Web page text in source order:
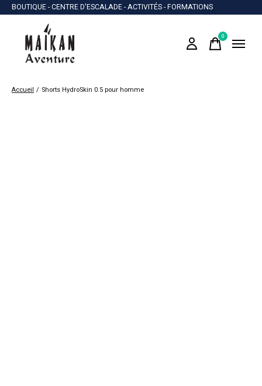
BOUTIQUE - CENTRE D'ESCALADE - ACTIVITÉS - FORMATIONS
0items
Accueil / Shorts HydroSkin 0.5 pour homme